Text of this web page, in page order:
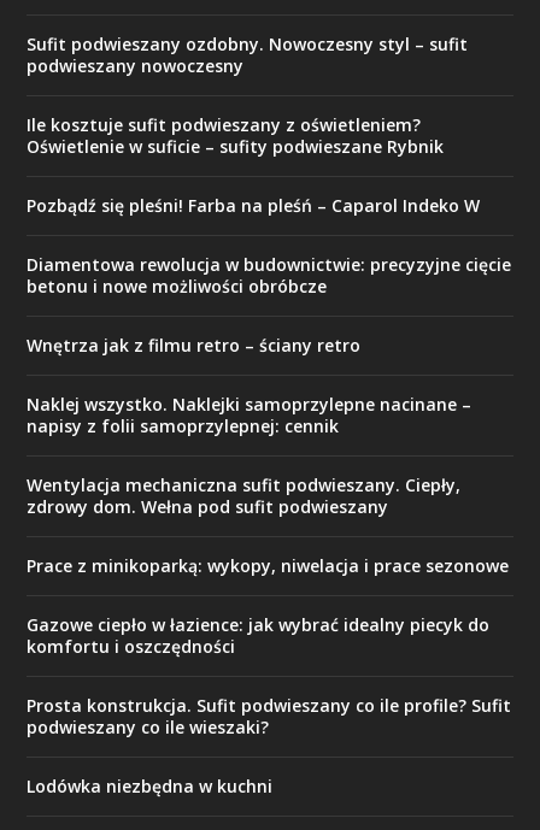
Sufit podwieszany ozdobny. Nowoczesny styl – sufit
podwieszany nowoczesny
Ile kosztuje sufit podwieszany z oświetleniem?
Oświetlenie w suficie – sufity podwieszane Rybnik
Pozbądź się pleśni! Farba na pleśń – Caparol Indeko W
Diamentowa rewolucja w budownictwie: precyzyjne cięcie
betonu i nowe możliwości obróbcze
Wnętrza jak z filmu retro – ściany retro
Naklej wszystko. Naklejki samoprzylepne nacinane –
napisy z folii samoprzylepnej: cennik
Wentylacja mechaniczna sufit podwieszany. Ciepły,
zdrowy dom. Wełna pod sufit podwieszany
Prace z minikoparką: wykopy, niwelacja i prace sezonowe
Gazowe ciepło w łazience: jak wybrać idealny piecyk do
komfortu i oszczędności
Prosta konstrukcja. Sufit podwieszany co ile profile? Sufit
podwieszany co ile wieszaki?
Lodówka niezbędna w kuchni